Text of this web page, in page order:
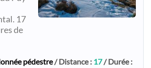
17
de
pédestre/ Distance : 17/ Durée :